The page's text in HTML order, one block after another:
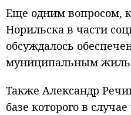
Еще одним вопросом,
Норильска в части
обсуждалось
муниципальным
Также Александр
базе которого в